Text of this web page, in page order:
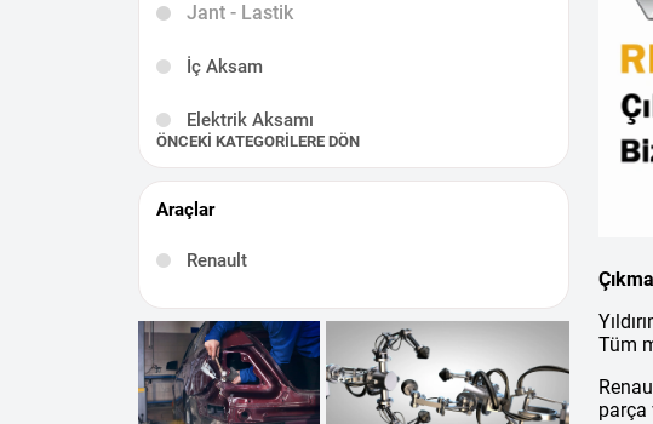
Jant - Lastik
İç Aksam
Elektrik Aksamı
Kaporta - Karoser
Egzoz-Katalizör
Diğer
1.5 dCi Motor
ÖNCEKI KATEGORILERE DÖN
Araçlar
Renault
Tüm
parça